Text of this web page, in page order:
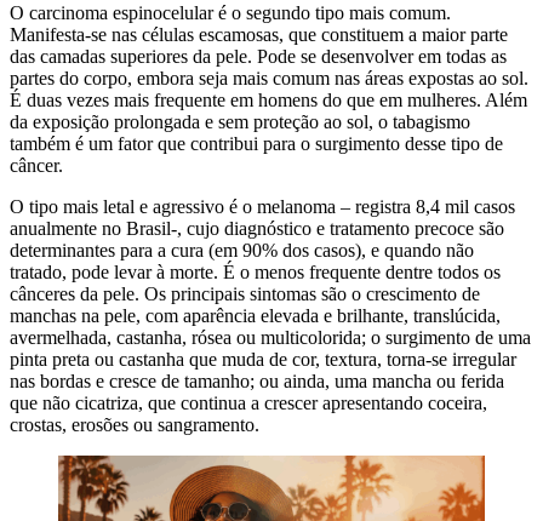
O carcinoma espinocelular é o segundo tipo mais comum.
Manifesta-se nas células escamosas, que constituem a maior parte
das camadas superiores da pele. Pode se desenvolver em todas as
partes do corpo, embora seja mais comum nas áreas expostas ao sol.
É duas vezes mais frequente em homens do que em mulheres. Além
da exposição prolongada e sem proteção ao sol, o tabagismo
também é um fator que contribui para o surgimento desse tipo de
câncer.
O tipo mais letal e agressivo é o melanoma – registra 8,4 mil casos
anualmente no Brasil-, cujo diagnóstico e tratamento precoce são
determinantes para a cura (em 90% dos casos), e quando não
tratado, pode levar à morte. É o menos frequente dentre todos os
cânceres da pele. Os principais sintomas são o crescimento de
manchas na pele, com aparência elevada e brilhante, translúcida,
avermelhada, castanha, rósea ou multicolorida; o surgimento de uma
pinta preta ou castanha que muda de cor, textura, torna-se irregular
nas bordas e cresce de tamanho; ou ainda, uma mancha ou ferida
que não cicatriza, que continua a crescer apresentando coceira,
crostas, erosões ou sangramento.